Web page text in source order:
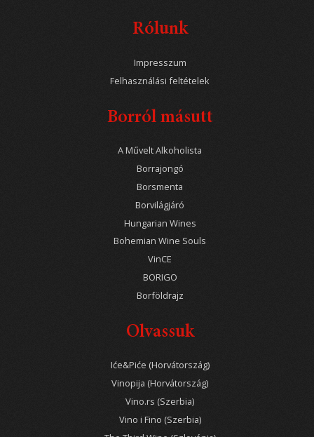
Rólunk
Impresszum
Felhasználási feltételek
Borról másutt
A Művelt Alkoholista
Borrajongó
Borsmenta
Borvilágjáró
Hungarian Wines
Bohemian Wine Souls
VinCE
BORIGO
Borföldrajz
Olvassuk
Iće&Piće (Horvátország)
Vinopija (Horvátország)
Vino.rs (Szerbia)
Vino i Fino (Szerbia)